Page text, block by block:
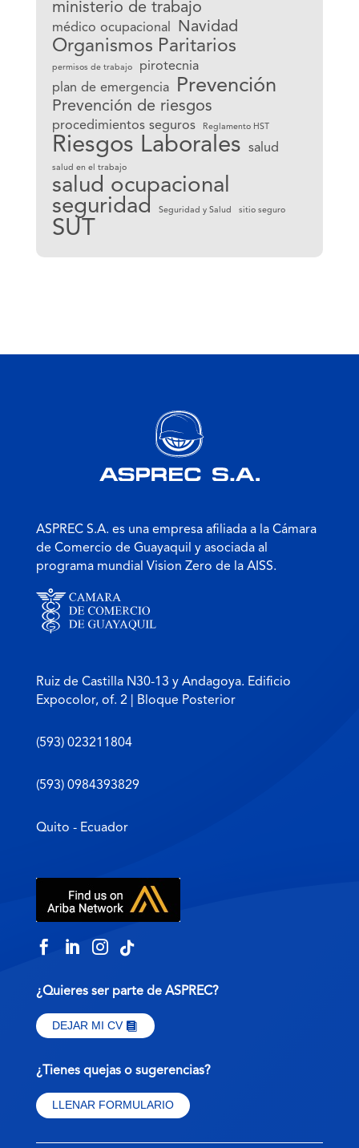
ministerio de trabajo
médico ocupacional Navidad
Organismos Paritarios
permisos de trabajo
pirotecnia
plan de emergencia
Prevención
Prevención de riesgos
procedimientos seguros Reglamento HST
Riesgos Laborales salud
salud en el trabajo
salud ocupacional
seguridad
Seguridad y Salud sitio seguro
SUT
ASPREC S.A. es una empresa afiliada a la Cámara
de Comercio de Guayaquil y asociada al
programa mundial Vision Zero de la AISS.
Ruiz de Castilla N30-13 y Andagoya. Edificio
Expocolor, of. 2 | Bloque Posterior
(593) 023211804
(593) 0984393829
Quito - Ecuador
   
¿Quieres ser parte de ASPREC?
DEJAR MI CV
¿Tienes quejas o sugerencias?
LLENAR FORMULARIO